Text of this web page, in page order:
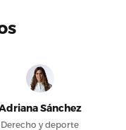
Sánchez
Derecho y deporte